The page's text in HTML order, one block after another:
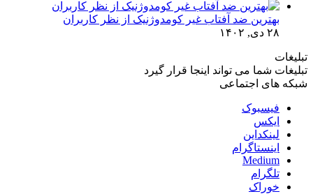
بهترین ضد آفتاب غیر کومدوژنیک از نظر کاربران
۲۸ دی, ۱۴۰۲
تبلیغات
تبلیغات شما می تواند اینجا قرار گیرد
شبکه های اجتماعی
فیسبوک
ایکس
لینکداین
اینستاگرام
Medium
تلگرام
خوراک